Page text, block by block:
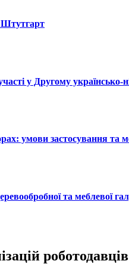
Штутгарт
у Другому
умови застосування та
та меблевої
роботодавців